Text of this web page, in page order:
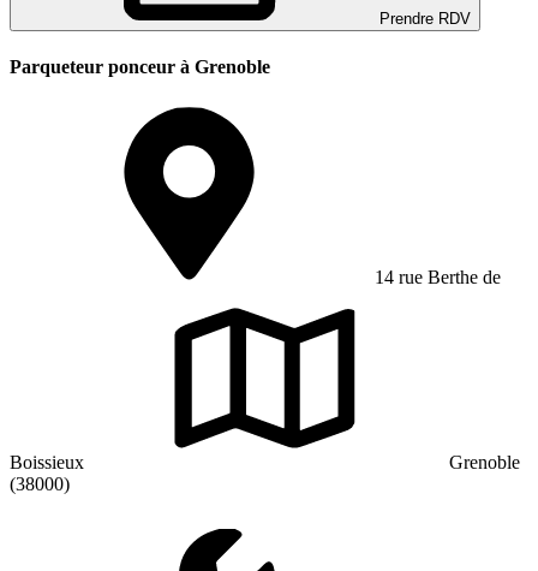
Prendre RDV
Parqueteur ponceur à Grenoble
14 rue Berthe de
Boissieux
Grenoble
(38000)